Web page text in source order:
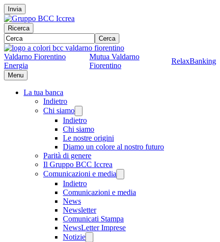
Invia
Ricerca
Cerca
Valdarno Fiorentino
Energia
Mutua Valdarno
Fiorentino
RelaxBanking
Menu
La tua banca
Indietro
Chi siamo
Indietro
Chi siamo
Le nostre origini
Diamo un colore al nostro futuro
Parità di genere
Il Gruppo BCC Iccrea
Comunicazioni e media
Indietro
Comunicazioni e media
News
Newsletter
Comunicati Stampa
NewsLetter Imprese
Notizie